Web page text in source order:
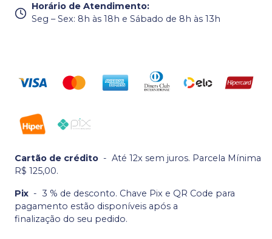
Horário de Atendimento:
Seg – Sex: 8h às 18h e Sábado de 8h às 13h
Cartão de crédito - Até 12x sem juros. Parcela Mínima
R$ 125,00.
Pix - 3 % de desconto. Chave Pix e QR Code para
pagamento estão disponíveis após a
finalização do seu pedido.